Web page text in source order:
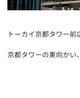
トーカイ京都タワー前
京都タワーの東向かい